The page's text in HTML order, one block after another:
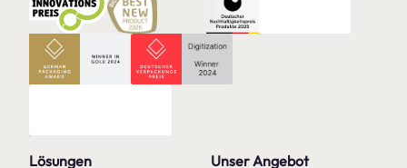
Lösungen Unser Angebot